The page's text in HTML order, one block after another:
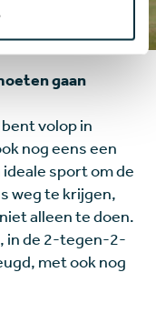
gaan
volop in
nog eens een
sport om de
weg te krijgen,
alleen te doen.
in de 2-tegen-2-
met ook nog